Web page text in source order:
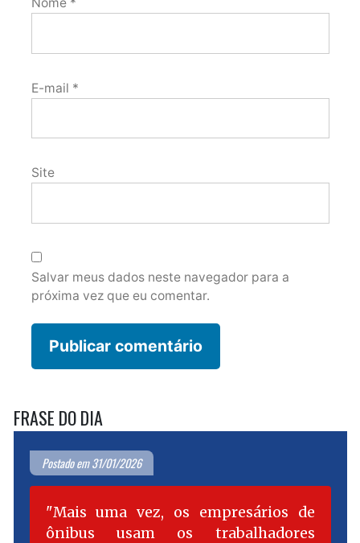
E-mail *
Site
Salvar meus dados neste navegador para a
próxima vez que eu comentar.
FRASE DO DIA
Postado em 31/01/2026
Mais uma vez, os empresários de
ônibus usam os trabalhadores